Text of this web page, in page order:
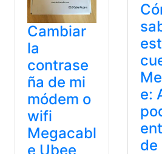
Cambiar
la
contrase
ña de mi
módem o
wifi
Megacabl
e Ubee
e:
de